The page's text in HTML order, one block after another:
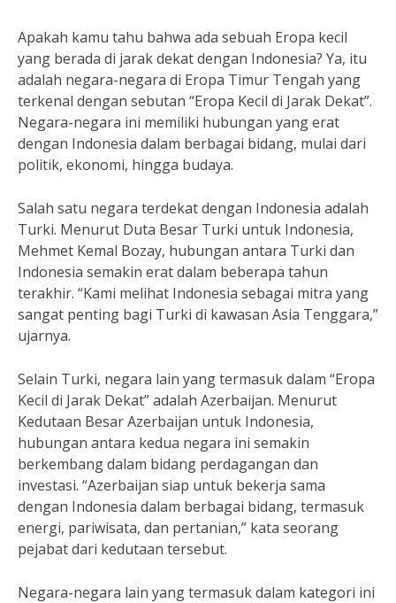
Apakah kamu tahu bahwa ada sebuah Eropa kecil
yang berada di jarak dekat dengan Indonesia? Ya, itu
adalah negara-negara di Eropa Timur Tengah yang
terkenal dengan sebutan “Eropa Kecil di Jarak Dekat”.
Negara-negara ini memiliki hubungan yang erat
dengan Indonesia dalam berbagai bidang, mulai dari
politik, ekonomi, hingga budaya.
Salah satu negara terdekat dengan Indonesia adalah
Turki. Menurut Duta Besar Turki untuk Indonesia,
Mehmet Kemal Bozay, hubungan antara Turki dan
Indonesia semakin erat dalam beberapa tahun
terakhir. “Kami melihat Indonesia sebagai mitra yang
sangat penting bagi Turki di kawasan Asia Tenggara,”
ujarnya.
Selain Turki, negara lain yang termasuk dalam “Eropa
Kecil di Jarak Dekat” adalah Azerbaijan. Menurut
Kedutaan Besar Azerbaijan untuk Indonesia,
hubungan antara kedua negara ini semakin
berkembang dalam bidang perdagangan dan
investasi. “Azerbaijan siap untuk bekerja sama
dengan Indonesia dalam berbagai bidang, termasuk
energi, pariwisata, dan pertanian,” kata seorang
pejabat dari kedutaan tersebut.
Negara-negara lain yang termasuk dalam kategori ini